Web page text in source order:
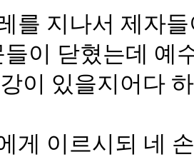
를 지나서 제자
이 닫혔는데 예
이 있을지어다
게 이르시되 네